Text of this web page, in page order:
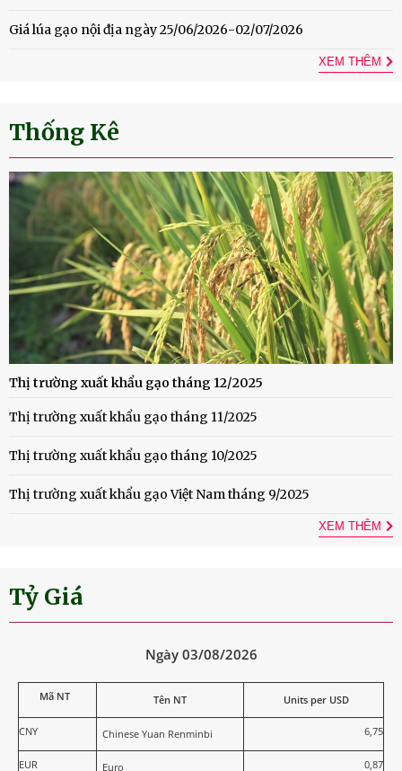
Giá lúa gạo nội địa ngày 25/06/2026-02/07/2026
XEM THÊM
Thống Kê
Thị trường xuất khẩu gạo tháng 12/2025
Thị trường xuất khẩu gạo tháng 11/2025
Thị trường xuất khẩu gạo tháng 10/2025
Thị trường xuất khẩu gạo Việt Nam tháng 9/2025
XEM THÊM
Tỷ Giá
Ngày 03/08/2026
Mã NT Tên NT Units per USD
CNY Chinese Yuan Renminbi 6,75
EUR Euro 0,87